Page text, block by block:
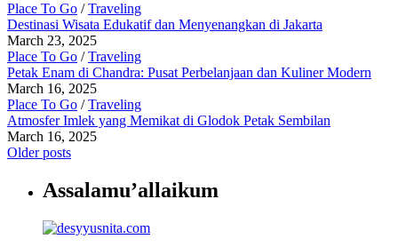
Place To Go /Traveling
Destinasi Wisata Edukatif dan Menyenangkan di Jakarta
March 23, 2025
Place To Go /Traveling
Petak Enam di Chandra: Pusat Perbelanjaan dan Kuliner Modern
March 16, 2025
Place To Go /Traveling
Atmosfer Imlek yang Memikat di Glodok Petak Sembilan
March 16, 2025
Older posts
Assalamu’allaikum